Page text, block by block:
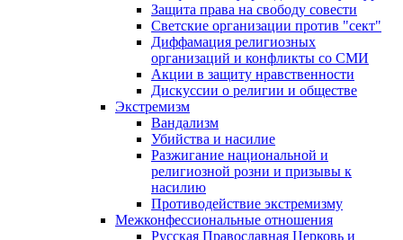
Защита права на свободу совести
Светские организации против "сект"
Диффамация религиозных
организаций и конфликты со СМИ
Акции в защиту нравственности
Дискуссии о религии и обществе
Экстремизм
Вандализм
Убийства и насилие
Разжигание национальной и
религиозной розни и призывы к
насилию
Противодействие экстремизму
Межконфессиональные отношения
Русская Православная Церковь и